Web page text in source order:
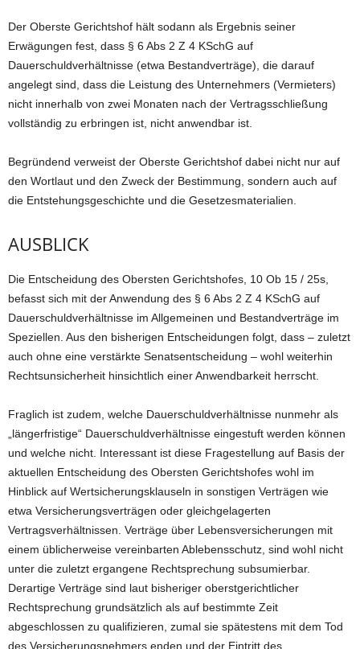
Der Oberste Gerichtshof hält sodann als Ergebnis seiner
Erwägungen fest, dass § 6 Abs 2 Z 4 KSchG auf
Dauerschuldverhältnisse (etwa Bestandverträge), die darauf
angelegt sind, dass die Leistung des Unternehmers (Vermieters)
nicht innerhalb von zwei Monaten nach der Vertragsschließung
vollständig zu erbringen ist, nicht anwendbar ist.
Begründend verweist der Oberste Gerichtshof dabei nicht nur auf
den Wortlaut und den Zweck der Bestimmung, sondern auch auf
die Entstehungsgeschichte und die Gesetzesmaterialien.
AUSBLICK
Die Entscheidung des Obersten Gerichtshofes, 10 Ob 15 / 25s,
befasst sich mit der Anwendung des § 6 Abs 2 Z 4 KSchG auf
Dauerschuldverhältnisse im Allgemeinen und Bestandverträge im
Speziellen. Aus den bisherigen Entscheidungen folgt, dass – zuletzt
auch ohne eine verstärkte Senatsentscheidung – wohl weiterhin
Rechtsunsicherheit hinsichtlich einer Anwendbarkeit herrscht.
Fraglich ist zudem, welche Dauerschuldverhältnisse nunmehr als
„längerfristige“ Dauerschuldverhältnisse eingestuft werden können
und welche nicht. Interessant ist diese Fragestellung auf Basis der
aktuellen Entscheidung des Obersten Gerichtshofes wohl im
Hinblick auf Wertsicherungsklauseln in sonstigen Verträgen wie
etwa Versicherungsverträgen oder gleichgelagerten
Vertragsverhältnissen. Verträge über Lebensversicherungen mit
einem üblicherweise vereinbarten Ablebensschutz, sind wohl nicht
unter die zuletzt ergangene Rechtsprechung subsumierbar.
Derartige Verträge sind laut bisheriger oberstgerichtlicher
Rechtsprechung grundsätzlich als auf bestimmte Zeit
abgeschlossen zu qualifizieren, zumal sie spätestens mit dem Tod
des Versicherungsnehmers enden und der Eintritt des